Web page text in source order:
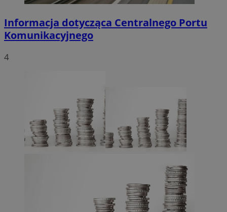
Informacja dotycząca Centralnego Portu
Komunikacyjnego
4